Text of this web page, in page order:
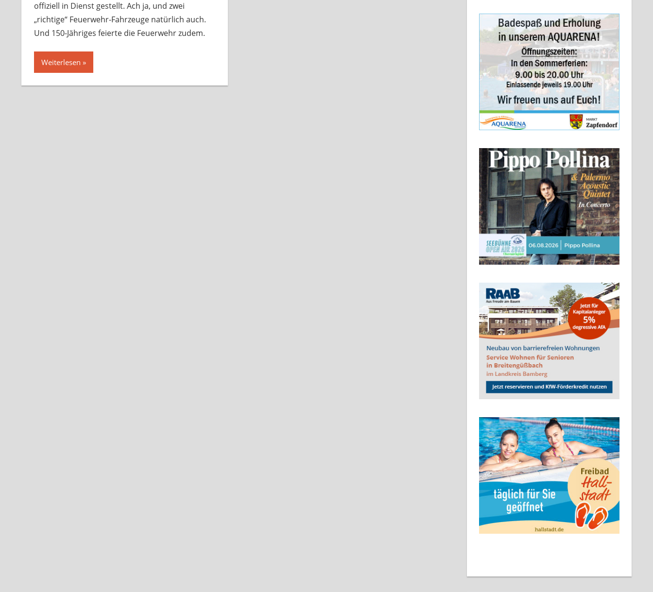
offiziell in Dienst gestellt. Ach ja, und zwei
„richtige“ Feuerwehr-Fahrzeuge natürlich auch.
Und 150-Jähriges feierte die Feuerwehr zudem.
Weiterlesen